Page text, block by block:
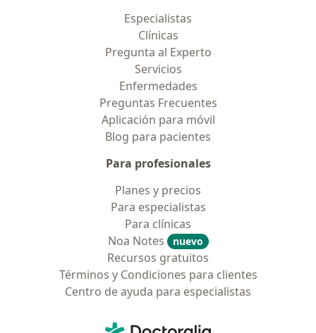
Especialistas
Clínicas
Pregunta al Experto
Servicios
Enfermedades
Preguntas Frecuentes
Aplicación para móvil
Blog para pacientes
Para profesionales
Planes y precios
Para especialistas
Para clínicas
Noa Notes
nuevo
Recursos gratuitos
Términos y Condiciones para clientes
Centro de ayuda para especialistas
Doctoralia - Página de inicio